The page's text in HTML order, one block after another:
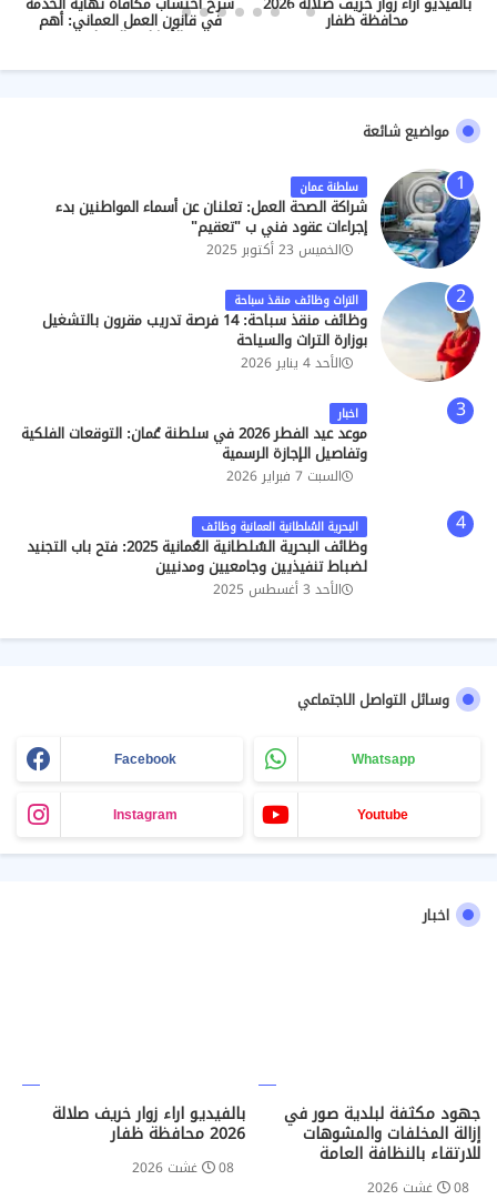
محافظة ظفار في قانون العمل العماني: أهم
الأحكام والضوابط
مواضيع شائعة
سلطنة عمان
شراكة الصحة العمل: تعلنان عن أسماء المواطنين بدء
إجراءات عقود فني ب "تعقيم"
الخميس 23 أكتوبر 2025
التراث وظائف منقذ سباحة
وظائف منقذ سباحة: 14 فرصة تدريب مقرون بالتشغيل
بوزارة التراث والسياحة
الأحد 4 يناير 2026
اخبار
موعد عيد الفطر 2026 في سلطنة عُمان: التوقعات الفلكية
وتفاصيل الإجازة الرسمية
السبت 7 فبراير 2026
البحرية السُلطانية العمانية وظائف
وظائف البحرية السُلطانية العُمانية 2025: فتح باب التجنيد
لضباط تنفيذيين وجامعيين ومدنيين
الأحد 3 أغسطس 2025
وسائل التواصل الاجتماعي
Facebook Whatsapp
Instagram Youtube
اخبار
جهود مكثفة لبلدية صور في
إزالة المخلفات والمشوهات
للارتقاء بالنظافة العامة
08 غشت 2026
بالفيديو اراء زوار خريف صلالة
2026 محافظة ظفار
08 غشت 2026